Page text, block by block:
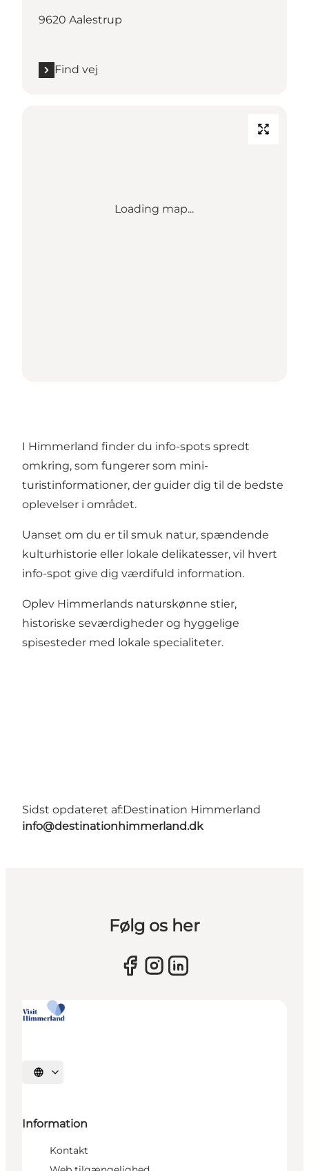
9620 Aalestrup
Find vej
Loading map...
I Himmerland finder du info-spots spredt
omkring, som fungerer som mini-
turistinformationer, der guider dig til de bedste
oplevelser i området.
Uanset om du er til smuk natur, spændende
kulturhistorie eller lokale delikatesser, vil hvert
info-spot give dig værdifuld information.
Oplev Himmerlands naturskønne stier,
historiske seværdigheder og hyggelige
spisesteder med lokale specialiteter.
Sidst opdateret af:Destination Himmerland
info@destinationhimmerland.dk
Følg os her
Vælg sprog
Information
Kontakt